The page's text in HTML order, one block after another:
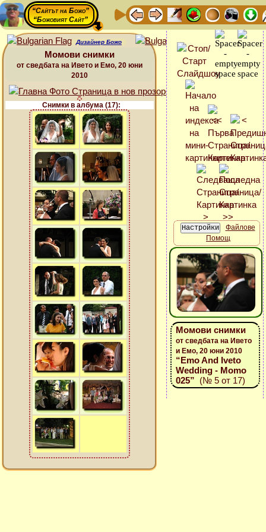
“Сайтът на Божо”
“Божовият Сайт”
Дизайнер Божо
Момови снимки
от сведбата на Ивето и Емо, 20 юни
2010
Снимки в албума (17):
Файлове
Помощ
Момови снимки
от сведбата на Ивето
и Емо, 20 юни 2010
“Emo And Iveto
Wedding - Momo
025” (№ 5 от 17)